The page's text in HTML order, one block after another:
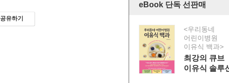
공유하기
eBook 단독 선판매
<우리동네
어린이병원
이유식 백과>
최강의 큐브
이유식 솔루